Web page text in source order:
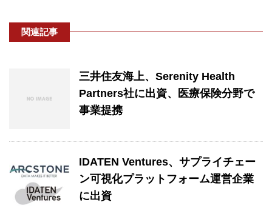
関連記事
三井住友海上、Serenity Health
Partners社に出資、医療保険分野で
事業提携
IDATEN Ventures、サプライチェー
ン可視化プラットフォーム運営企業
に出資